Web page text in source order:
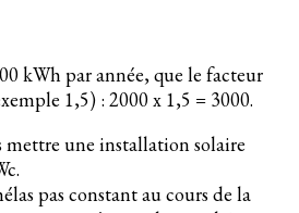
kWh par année, que le facteur
1,5) : 2000 x 1,5 = 3000.
mettre une installation solaire
pas constant au cours de la